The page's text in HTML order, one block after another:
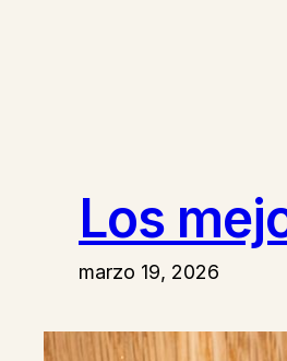
Los
marzo 19, 2026